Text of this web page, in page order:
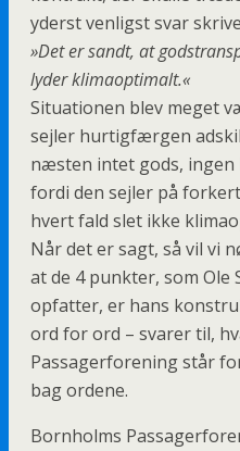
yderst venligst svar
»Det er sandt, at
lyder klimaoptimalt.«
Situationen blev meget
sejler hurtigfærgen
næsten intet gods, ingen
fordi den sejler på
hvert fald slet ikke
Når det er sagt, så vil vi
at de 4 punkter, som Ole
opfatter, er hans
ord for ord – svarer til,
Passagerforening står
bag ordene.
Bornholms